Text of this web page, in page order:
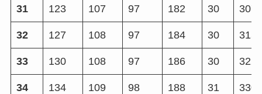
31 123 107 97 182 30 307
32 127 108 97 184 30 315
33 130 108 97 186 30 322
34 134 109 98 188 31 330